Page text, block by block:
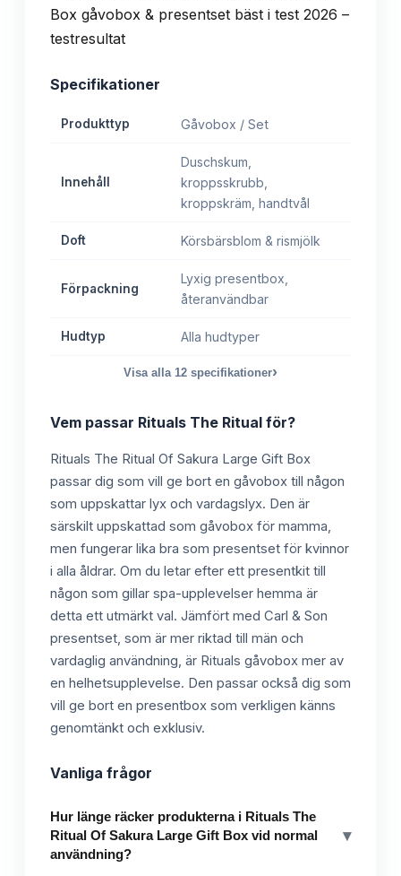
Specifikationer
Produkttyp Gåvobox / Set
Innehåll
Duschskum,
kroppsskrubb,
kroppskräm, handtvål
Doft Körsbärsblom & rismjölk
Förpackning
Lyxig presentbox,
återanvändbar
Hudtyp Alla hudtyper
Visa alla 12 specifikationer›
Vem passar Rituals The Ritual för?
Rituals The Ritual Of Sakura Large Gift Box
passar dig som vill ge bort en gåvobox till någon
som uppskattar lyx och vardagslyx. Den är
särskilt uppskattad som gåvobox för mamma,
men fungerar lika bra som presentset för kvinnor
i alla åldrar. Om du letar efter ett presentkit till
någon som gillar spa-upplevelser hemma är
detta ett utmärkt val. Jämfört med Carl & Son
presentset, som är mer riktad till män och
vardaglig användning, är Rituals gåvobox mer av
en helhetsupplevelse. Den passar också dig som
vill ge bort en presentbox som verkligen känns
genomtänkt och exklusiv.
Vanliga frågor
Hur länge räcker produkterna i Rituals The
Ritual Of Sakura Large Gift Box vid normal
användning?
▾